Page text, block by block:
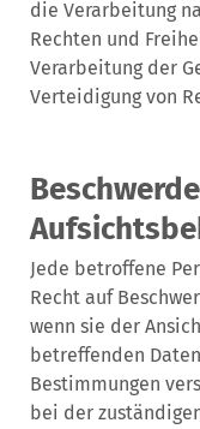
die Verarbeitung
Rechten und
Verarbeitung der
Verteidigung von
Jede betroffene
Recht auf
wenn sie der
betreffenden
Bestimmungen
bei der